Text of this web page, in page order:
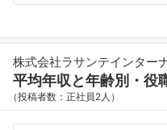
株式会社ラサンテインター
平均年収と年齢別・役
（投稿者数：正社員2人）